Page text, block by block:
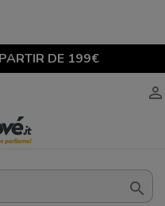
DE 199€

